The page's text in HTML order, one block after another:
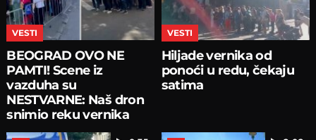
VESTI
BEOGRAD OVO NE
PAMTI! Scene iz
vazduha su
NESTVARNE: Naš dron
snimio reku vernika
oko Hrama
VESTI
Hiljade vernika od
ponoći u redu, čekaju
satima